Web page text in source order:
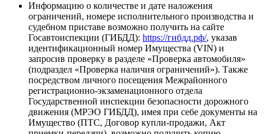
Информацию о количестве и дате наложения
ограничений, номере исполнительного производства и
судебном приставе возможно получить на сайте
Госавтоиспекции (ГИБДД): https://гибдд.рф/, указав
идентификационный номер Имущества (VIN) и
запросив проверку в разделе «Проверка автомобиля»
(подраздел «Проверка наличия ограничений»). Также
посредством личного посещения Межрайонного
регистрационно-экзаменационного отдела
Государственной инспекции безопасности дорожного
движения (МРЭО ГИБДД), имея при себе документы на
Имущество (ПТС, Договор купли-продажи, Акт